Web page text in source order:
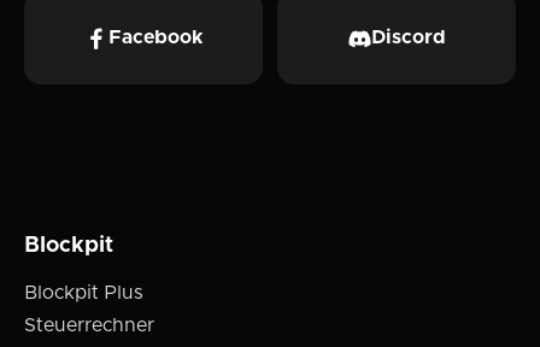
Facebook Discord
Blockpit
Blockpit Plus
Steuerrechner